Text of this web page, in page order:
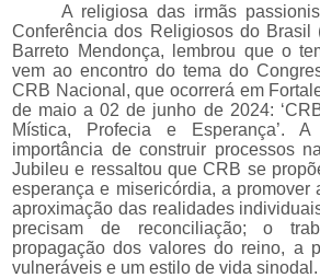
A religiosa das irmãs
Conferência dos Religiosos do Brasil
Barreto Mendonça, lembrou que o
vem ao encontro do tema do
CRB Nacional, que ocorrerá em
de maio a 02 de junho de 2024:
Mística, Profecia e Esperança’. A
importância de construir processos
Jubileu e ressaltou que CRB se
esperança e misericórdia, a promover
aproximação das realidades
precisam de reconciliação; o
propagação dos valores do reino, a
vulneráveis e um estilo de vida sinodal.